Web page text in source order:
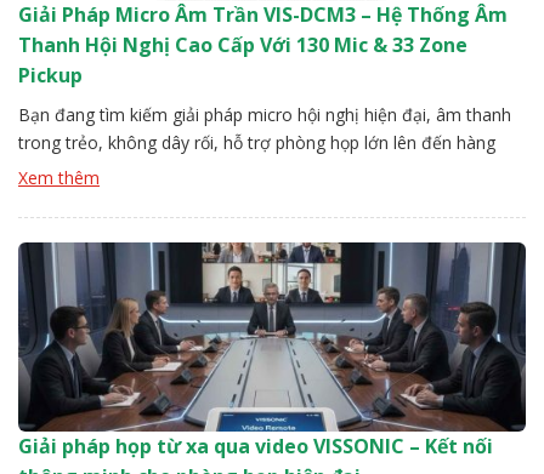
Giải Pháp Micro Âm Trần VIS-DCM3 – Hệ Thống Âm
Thanh Hội Nghị Cao Cấp Với 130 Mic & 33 Zone
Pickup
Bạn đang tìm kiếm giải pháp micro hội nghị hiện đại, âm thanh
trong trẻo, không dây rối, hỗ trợ phòng họp lớn lên đến hàng
trăm mét vuông? VIS-DCM3 Ceiling Array Microphone của
trần cao cấp, công nghệ AI thông […]
Xem thêm
Giải pháp họp từ xa qua video VISSONIC – Kết nối